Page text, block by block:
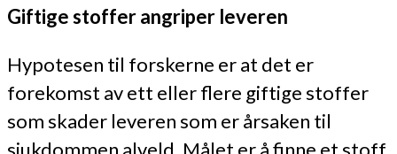
Giftige stoffer angriper leveren
Hypotesen til forskerne er at det er
forekomst av ett eller flere giftige stoffer
som skader leveren som er årsaken til
sjukdommen alveld. Målet er å finne et stoff